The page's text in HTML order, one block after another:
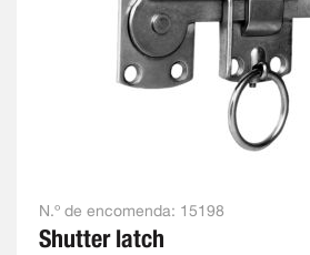
N.º de encomenda: 15198
Shutter latch